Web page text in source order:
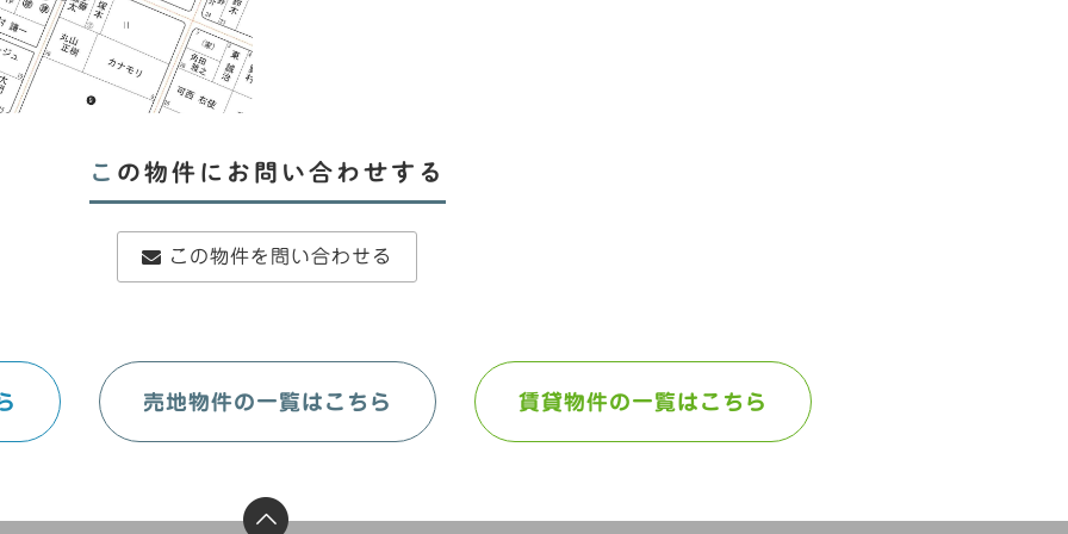
この物件にお問い合わせする
この物件を問い合わせる
売地物件の一覧はこちら 賃貸物件の一覧はこちら